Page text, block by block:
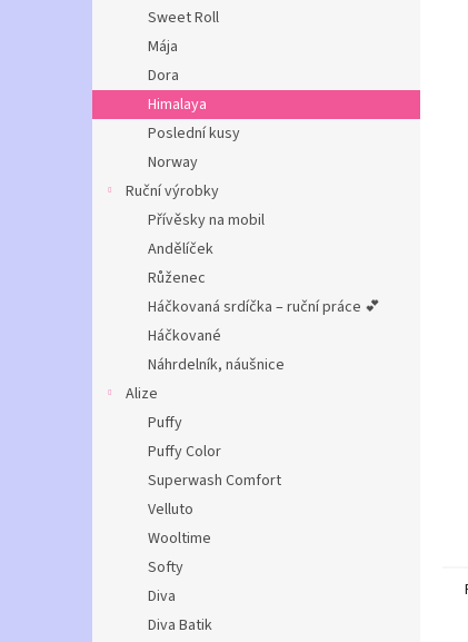
Sweet Roll
Mája
Dora
Himalaya
Poslední kusy
Norway
Ruční výrobky
Přívěsky na mobil
Andělíček
Růženec
Háčkovaná srdíčka – ruční práce 💕
Háčkované
Náhrdelník, náušnice
Alize
Puffy
Puffy Color
Superwash Comfort
Velluto
Wooltime
Softy
Diva
Diva Batik